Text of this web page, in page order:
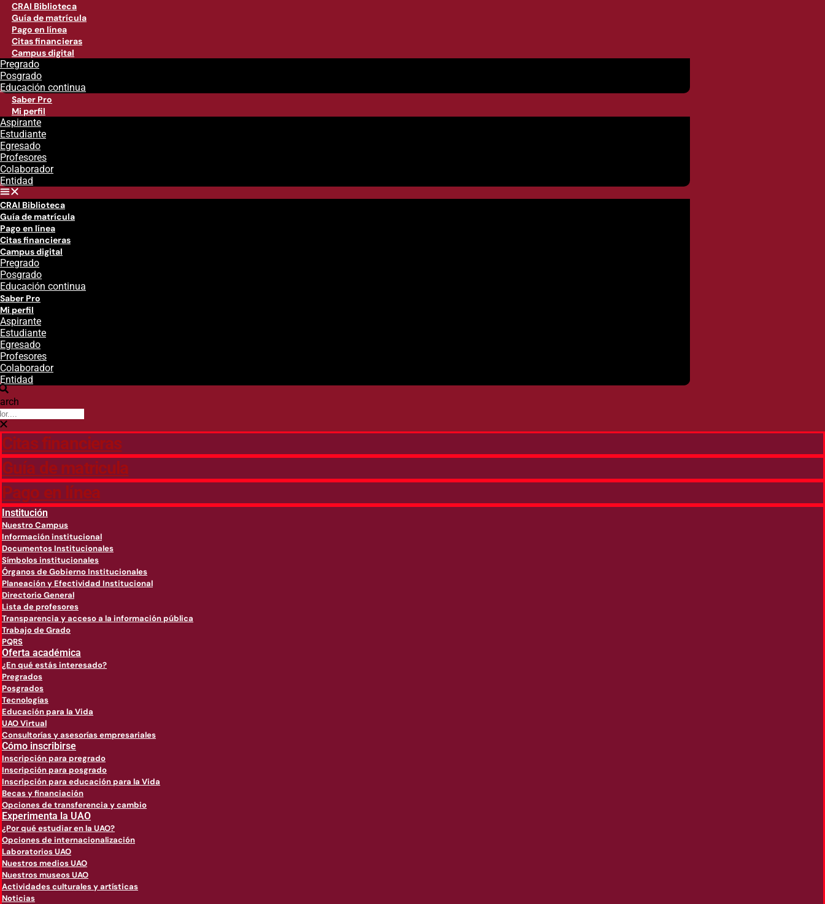
CRAI Biblioteca
Guía de matrícula
Pago en línea
Citas financieras
Campus digital
Pregrado
Posgrado
Educación continua
Saber Pro
Mi perfil
Aspirante
Estudiante
Egresado
Profesores
Colaborador
Entidad
CRAI Biblioteca
Guía de matrícula
Pago en línea
Citas financieras
Campus digital
Pregrado
Posgrado
Educación continua
Saber Pro
Mi perfil
Aspirante
Estudiante
Egresado
Profesores
Colaborador
Entidad
Citas financieras
Guía de matricula
Pago en línea
Institución
Nuestro Campus
Información institucional
Documentos Institucionales
Símbolos institucionales
Órganos de Gobierno Institucionales
Planeación y Efectividad Institucional
Directorio General
Lista de profesores
Transparencia y acceso a la información pública
Trabajo de Grado
PQRS
Oferta académica
¿En qué estás interesado?
Pregrados
Posgrados
Tecnologías
Educación para la Vida
UAO Virtual
Consultorías y asesorías empresariales
Cómo inscribirse
Inscripción para pregrado
Inscripción para posgrado
Inscripción para educación para la Vida
Becas y financiación
Opciones de transferencia y cambio
Experimenta la UAO
¿Por qué estudiar en la UAO?
Opciones de internacionalización
Laboratorios UAO
Nuestros medios UAO
Nuestros museos UAO
Actividades culturales y artísticas
Noticias